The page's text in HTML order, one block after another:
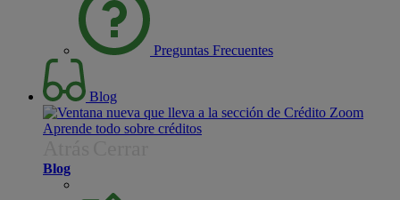
Preguntas Frecuentes
Blog
Aprende todo sobre créditos
Blog